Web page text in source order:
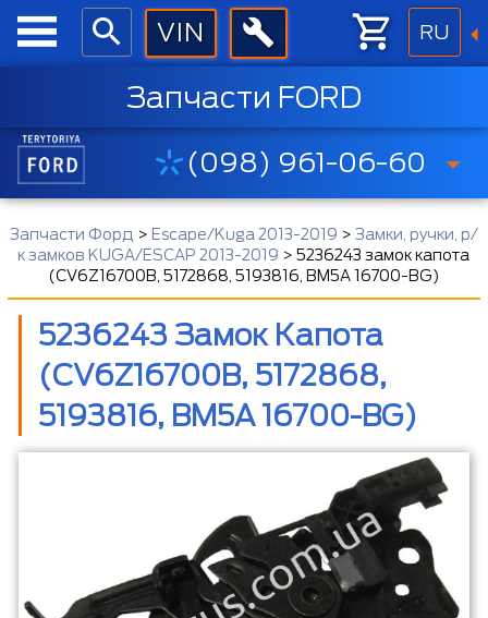
RU
Запчасти FORD
(098) 961-06-60
Запчасти Форд > Escape/Kuga 2013-2019 > Замки, ручки, р/
к замков KUGA/ESCAP 2013-2019 >5236243 замок капота
(CV6Z16700B, 5172868, 5193816, BM5A 16700-BG)
5236243 Замок Капота
(CV6Z16700B, 5172868,
5193816, BM5A 16700-BG)